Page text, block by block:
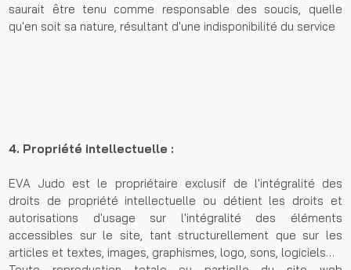
saurait être tenu comme responsable des soucis, quelle
qu'en soit sa nature, résultant d'une indisponibilité du service
4. Propriété intellectuelle :
EVA Judo est le propriétaire exclusif de l'intégralité des
droits de propriété intellectuelle ou détient les droits et
autorisations d'usage sur l'intégralité des éléments
accessibles sur le site, tant structurellement que sur les
articles et textes, images, graphismes, logo, sons, logiciels…